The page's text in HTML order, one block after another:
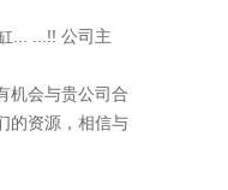
... ...!! 公司主
机会与贵公司合
的资源，相信与